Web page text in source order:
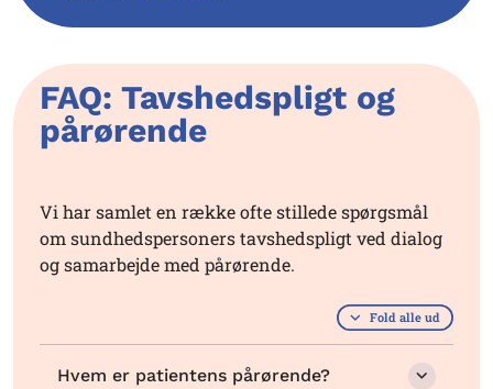
FAQ: Tavshedspligt og
pårørende
Vi har samlet en række ofte stillede spørgsmål
om sundhedspersoners tavshedspligt ved dialog
og samarbejde med pårørende.
Fold alle ud
Hvem er patientens pårørende?